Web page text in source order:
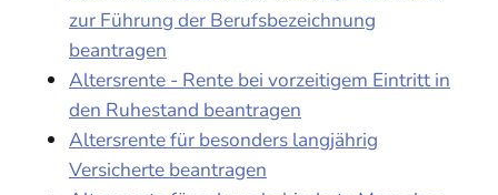
zur Führung der Berufsbezeichnung
beantragen
Altersrente - Rente bei vorzeitigem Eintritt in
den Ruhestand beantragen
Altersrente für besonders langjährig
Versicherte beantragen